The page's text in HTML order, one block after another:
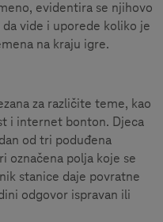
evidentira se njihovo
vide i uporede koliko je
na kraju igre.
za različite teme, kao
i internet bonton. Djeca
od tri poduđena
označena polja koje se
stanice daje povratne
odgovor ispravan ili